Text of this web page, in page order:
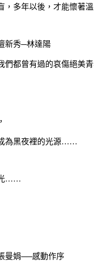
，多年以後，才能懷著
新秀─林達陽
們都曾有過的哀傷絕美青
為黑夜裡的光源……
光……
曼娟──感動作序